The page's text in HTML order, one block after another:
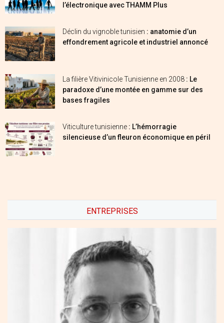
l’électronique avec THAMM Plus
Déclin du vignoble tunisien : anatomie d’un
effondrement agricole et industriel annoncé
La filière Vitivinicole Tunisienne en 2008 : Le
paradoxe d’une montée en gamme sur des
bases fragiles
Viticulture tunisienne : L’hémorragie
silencieuse d’un fleuron économique en péril
ENTREPRISES